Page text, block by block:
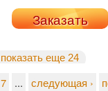
Заказать
показать еще 24
7 ... следующая ›